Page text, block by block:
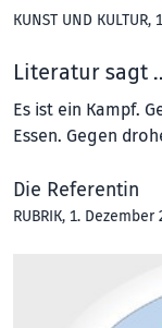
KUNST UND KULTUR,
Literatur sagt
Es ist ein Kampf.
Essen. Gegen
Die Referentin
RUBRIK, 1. Dezember